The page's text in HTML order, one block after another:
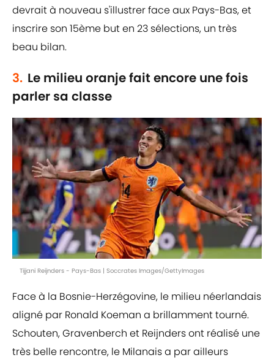
devrait à nouveau s'illustrer face aux Pays-Bas, et
inscrire son 15ème but en 23 sélections, un très
beau bilan.
3. Le milieu oranje fait encore une fois
parler sa classe
Tijjani Reijnders - Pays-Bas | Soccrates Images/GettyImages
Face à la Bosnie-Herzégovine, le milieu néerlandais
aligné par Ronald Koeman a brillamment tourné.
Schouten, Gravenberch et Reijnders ont réalisé une
très belle rencontre, le Milanais a par ailleurs